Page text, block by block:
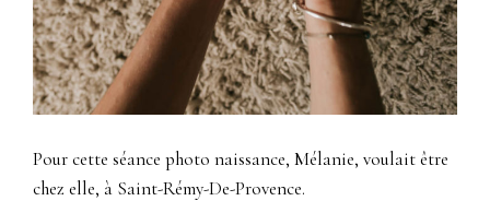
Pour cette séance photo naissance, Mélanie, voulait être
chez elle, à Saint-Rémy-De-Provence.